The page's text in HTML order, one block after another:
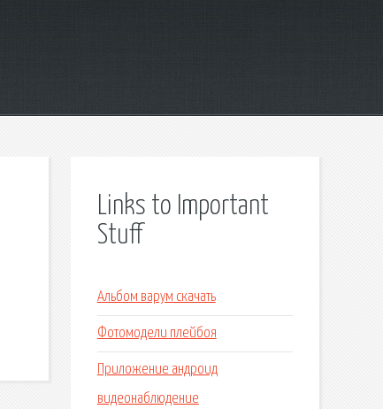
Links to Important
Stuff
Альбом варум скачать
Фотомодели плейбоя
Приложение андроид
видеонаблюдение